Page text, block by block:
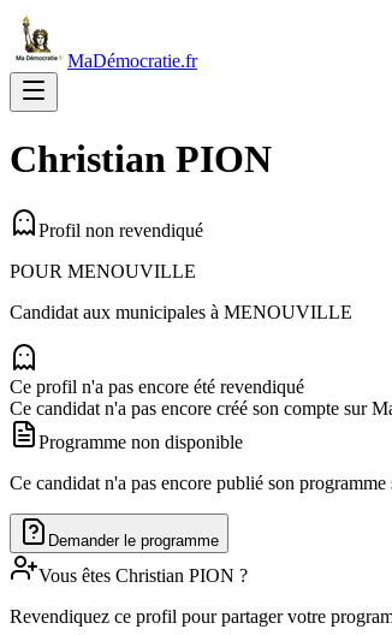
MaDémocratie.fr
Christian PION
Profil non revendiqué
POUR MENOUVILLE
Candidat aux municipales à MENOUVILLE
Ce profil n'a pas encore été revendiqué
Ce candidat n'a pas encore créé son compte sur
Programme non disponible
Ce candidat n'a pas encore publié son
Demander le programme
Vous êtes Christian PION ?
Revendiquez ce profil pour partager votre